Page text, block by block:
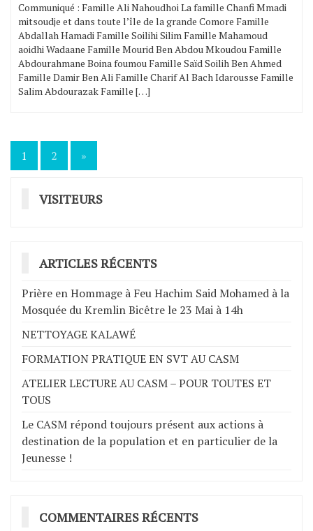
Communiqué : Famille Ali Nahoudhoi La famille Chanfi Mmadi
mitsoudje et dans toute l’île de la grande Comore Famille
Abdallah Hamadi Famille Soilihi Silim Famille Mahamoud
aoidhi Wadaane Famille Mourid Ben Abdou Mkoudou Famille
Abdourahmane Boina foumou Famille Saïd Soilih Ben Ahmed
Famille Damir Ben Ali Famille Charif Al Bach Idarousse Famille
Salim Abdourazak Famille […]
Navigation
des
1 2 »
VISITEURS
ARTICLES RÉCENTS
Prière en Hommage à Feu Hachim Said Mohamed à la
Mosquée du Kremlin Bicêtre le 23 Mai à 14h
NETTOYAGE KALAWÉ
FORMATION PRATIQUE EN SVT AU CASM
ATELIER LECTURE AU CASM – POUR TOUTES ET
TOUS
Le CASM répond toujours présent aux actions à
destination de la population et en particulier de la
Jeunesse !
COMMENTAIRES RÉCENTS